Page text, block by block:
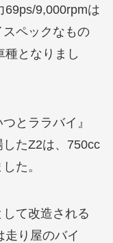
69ps/9,000rpmは
ペックなもの
種となりまし
とララバイ』
たZ2は、750cc
た。
て改造される
走り屋のバイ